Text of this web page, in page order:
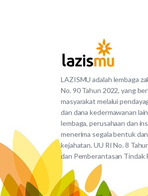
LAZISMU adalah lembaga
No. 90 Tahun 2022, yang
masyarakat melalui
dan dana kedermawanan
lembaga, perusahaan dan
menerima segala bentuk
kejahatan. UU RI No. 8
dan Pemberantasan Tindak